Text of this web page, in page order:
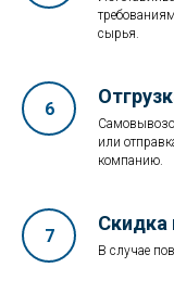
сырья.
или
компанию.
Скидка
В случае